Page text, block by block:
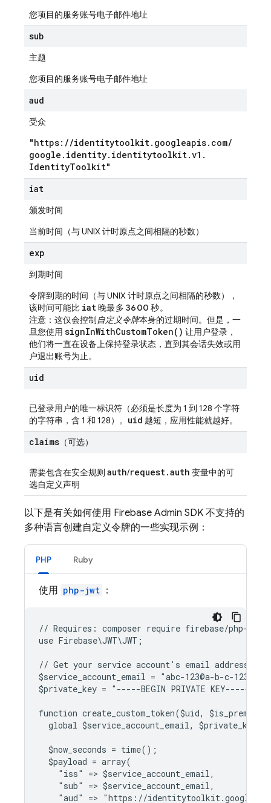
您项目的服务账号电子邮件地址
sub
主题
您项目的服务账号电子邮件地址
aud
受众
"https: //identitytoolkit. googleapis. com/
google . identity. identitytoolkit.v1 .
IdentityToolkit"
iat
颁发时间
当前时间（与 UNIX 计时原点之间相隔的秒数）
exp
到期时间
令牌到期的时间（与 UNIX 计时原点之间相隔的秒数），
该时间可能比 iat晚最多 3600 秒。
注意：这仅会控制自定义令牌本身的过期时间。但是，一
旦您使用 signInWithCustomToken( ) 让用户登录，
他们将一直在设备上保持登录状态，直到其会话失效或用
户退出账号为止。
uid
已登录用户的唯一标识符（必须是长度为 1 到 128 个字符
的字符串，含 1 和 128）。 uid 越短，应用性能就越好。
claims （可选）
需要包含在安全规则 auth/request.auth 变量中的可
选自定义声明
以下是有关如何使用 Firebase Admin SDK 不支持的
多种语言创建自定义令牌的一些实现示例：
PHP Ruby
使用 php-jwt ：
// Requires: composer require firebase/php-jwt
use Firebase\JWT\JWT;
// Get your service account's email address
$service_account_email = "abc-123@a-b-c-
$private_key = "-----BEGIN PRIVATE KEY-----
function create_custom_token($uid,
  global $service_account_email, $private_key;
  $now_seconds = time();
  $payload = array(
    "iss" => $service_account_email,
    "sub" => $service_account_email,
"aud" => "https://